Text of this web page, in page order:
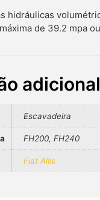
hidráulicas
de 39.2 mpa
adicional
Escavadeira
FH200, FH240
Fiat Allis